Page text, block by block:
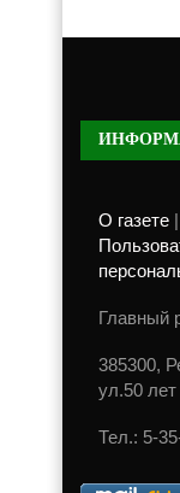
О газете
Главный
385300,
ул.50
Тел.: 5-